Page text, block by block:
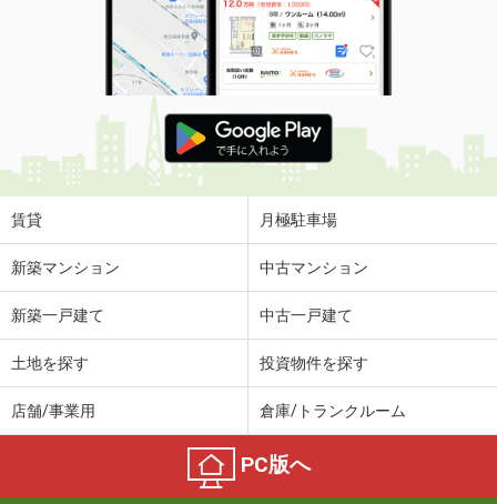
賃貸 月極駐車場
新築マンション 中古マンション
新築一戸建て 中古一戸建て
土地を探す 投資物件を探す
店舗/事業用 倉庫/トランクルーム
PC版へ